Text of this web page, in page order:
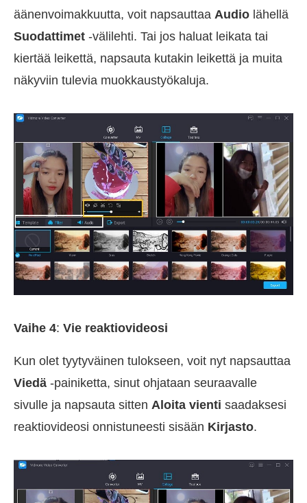
äänenvoimakkuutta, voit napsauttaa Audio lähellä
Suodattimet -välilehti. Tai jos haluat leikata tai
kiertää leikettä, napsauta kutakin leikettä ja muita
näkyviin tulevia muokkaustyökaluja.
Vaihe 4: Vie reaktiovideosi
Kun olet tyytyväinen tulokseen, voit nyt napsauttaa
Viedä -painiketta, sinut ohjataan seuraavalle
sivulle ja napsauta sitten Aloita vienti saadaksesi
reaktiovideosi onnistuneesti sisään Kirjasto.